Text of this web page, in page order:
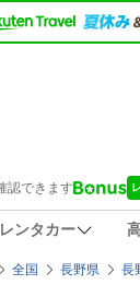
レンタカー
全国 長野県 長